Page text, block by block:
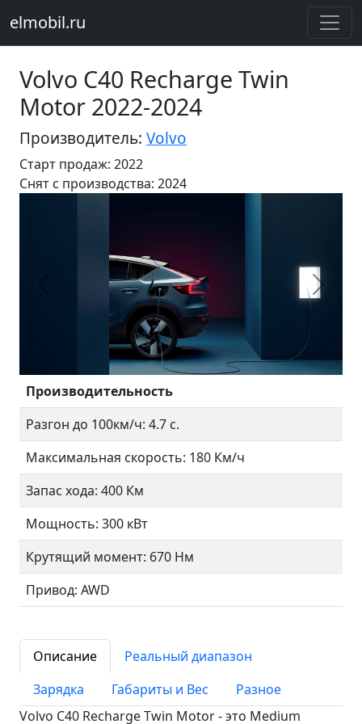
elmobil.ru
Volvo C40 Recharge Twin
Motor 2022-2024
Производитель: Volvo
Старт продаж: 2022
Cнят с производства: 2024
Предыдущий
Производительность
Разгон до 100км/ч: 4.7 с.
Максимальная скорость: 180 Км/ч
Запас хода: 400 Км
Мощность: 300 кВт
Крутящий момент: 670 Нм
Привод: AWD
Описание
Реальный диапазон
Зарядка
Габариты и Вес
Разное
Volvo C40 Recharge Twin Motor - это Medium